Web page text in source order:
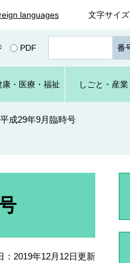
languages 文字サイズ
PDF
ジ
番
号
を
入
・ 医療・ 福祉 しごと ・産業
成29年9月臨時号
：2019年12月12日更新